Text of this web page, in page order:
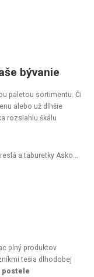
bývanie
paletou sortimentu. Či
alebo už dlhšie
rozsiahlu škálu
a taburetky Asko...
plný produktov
tešia dlhodobej
postele